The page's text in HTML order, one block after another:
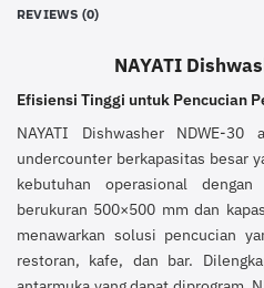
REVIEWS (0)
NAYATI
Efisiensi Tinggi untuk Pencucian
NAYATI Dishwasher NDWE-
undercounter berkapasitas besar
kebutuhan operasional
berukuran 500×500 mm dan
menawarkan solusi pencucian
restoran, kafe, dan bar.